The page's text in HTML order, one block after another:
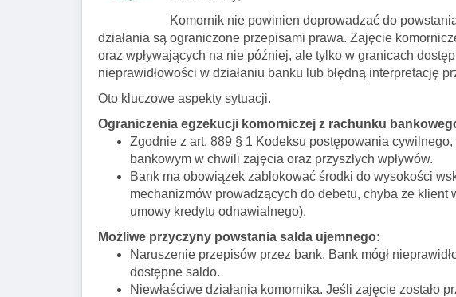
Komornik nie powinien doprowadzać do
działania są ograniczone przepisami prawa. Zajęcie
oraz wpływających na nie później, ale tylko w granicach
nieprawidłowości w działaniu banku lub błędną interpretację
Oto kluczowe aspekty sytuacji.
Ograniczenia egzekucji komorniczej z rachunku
Zgodnie z art. 889 § 1 Kodeksu postępowania
bankowym w chwili zajęcia oraz przyszłych wpływów.
Bank ma obowiązek zablokować środki do wysokości
mechanizmów prowadzących do debetu, chyba że
umowy kredytu odnawialnego).
Możliwe przyczyny powstania salda ujemnego:
Naruszenie przepisów przez bank. Bank mógł
dostępne saldo.
Niewłaściwe działania komornika. Jeśli zajęcie zostało